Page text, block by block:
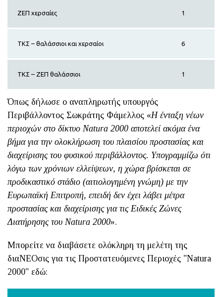
ΖΕΠ χερσαίες 1
ΤΚΣ – θαλάσσιοι και χερσαίοι 6
ΤΚΣ – ΖΕΠ θαλάσσιοι 1
Όπως δήλωσε ο αναπληρωτής υπουργός
Περιβάλλοντος Σωκράτης Φάμελλος «Η ένταξη νέων
περιοχών στο δίκτυο Natura 2000 αποτελεί ακόμα ένα
βήμα για την ολοκλήρωση του πλαισίου προστασίας και
διαχείρισης του φυσικού περιβάλλοντος. Υπογραμμίζω ότι
λόγω των χρόνιων ελλείψεων, η χώρα βρίσκεται σε
προδικαστικό στάδιο (αιτιολογημένη γνώμη) με την
Ευρωπαϊκή Επιτροπή, επειδή δεν έχει λάβει μέτρα
προστασίας και διαχείρισης για τις Ειδικές Ζώνες
Διατήρησης του Natura 2000».
Mπορείτε να διαβάσετε ολόκληρη τη μελέτη της
διαΝΕΟσις για τις Προστατευόμενες Περιοχές "Natura
2000" εδώ: